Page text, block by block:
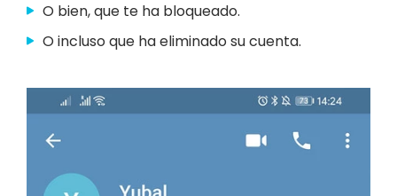
O bien, que te ha bloqueado.
O incluso que ha eliminado su cuenta.